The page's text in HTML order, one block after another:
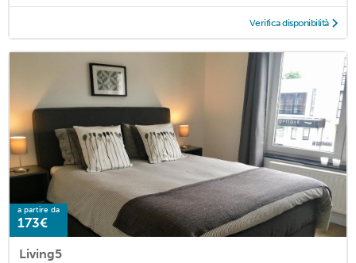
Verifica disponibilità
a partire da
173€
Living5